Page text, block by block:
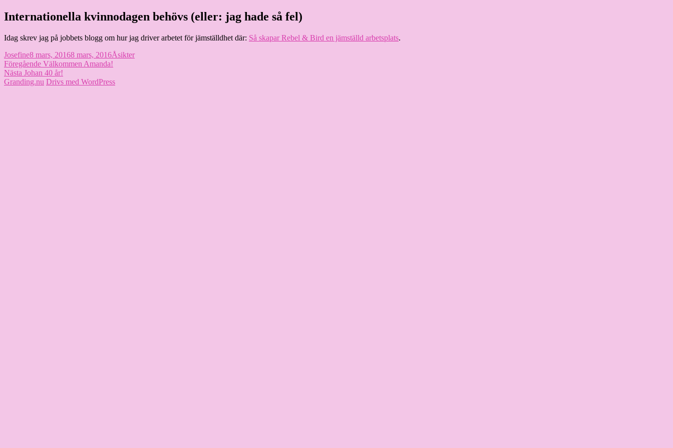
Hoppa
till
Granding.nu
Internationella kvinnodagen behövs (eller: jag hade så fel)
Idag skrev jag på jobbets blogg om hur jag driver arbetet för jämställdhet där: Så skapar Rebel & Bird en jämställd arbetsplats.
Författare
JosefinePublicerat
den
8 mars, 20168 mars, 2016Kategorier
Åsikter
Inläggsnavigering
Föregående Föregående
inlägg:
Välkommen Amanda!
Nästa Nästa
inlägg:
Johan 40 år!
Granding.nu Drivs med WordPress